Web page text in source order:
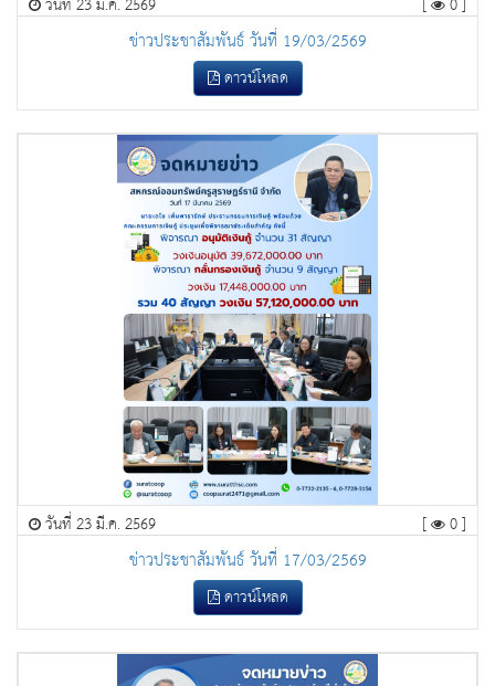
วันที่ 23 มี.ค. 2569 [ 0 ]
ข่าวประชาสัมพันธ์ วันที่ 19/03/2569
ดาวน์โหลด
วันที่ 23 มี.ค. 2569 [ 0 ]
ข่าวประชาสัมพันธ์ วันที่ 17/03/2569
ดาวน์โหลด